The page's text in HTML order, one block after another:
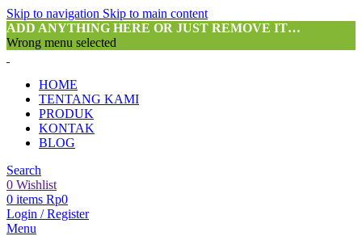
Skip to navigation Skip to main content
ADD ANYTHING HERE OR JUST REMOVE IT…
Wrong menu selected
HOME
TENTANG KAMI
PRODUK
KONTAK
BLOG
Search
0 Wishlist
0 items Rp0
Login / Register
Menu